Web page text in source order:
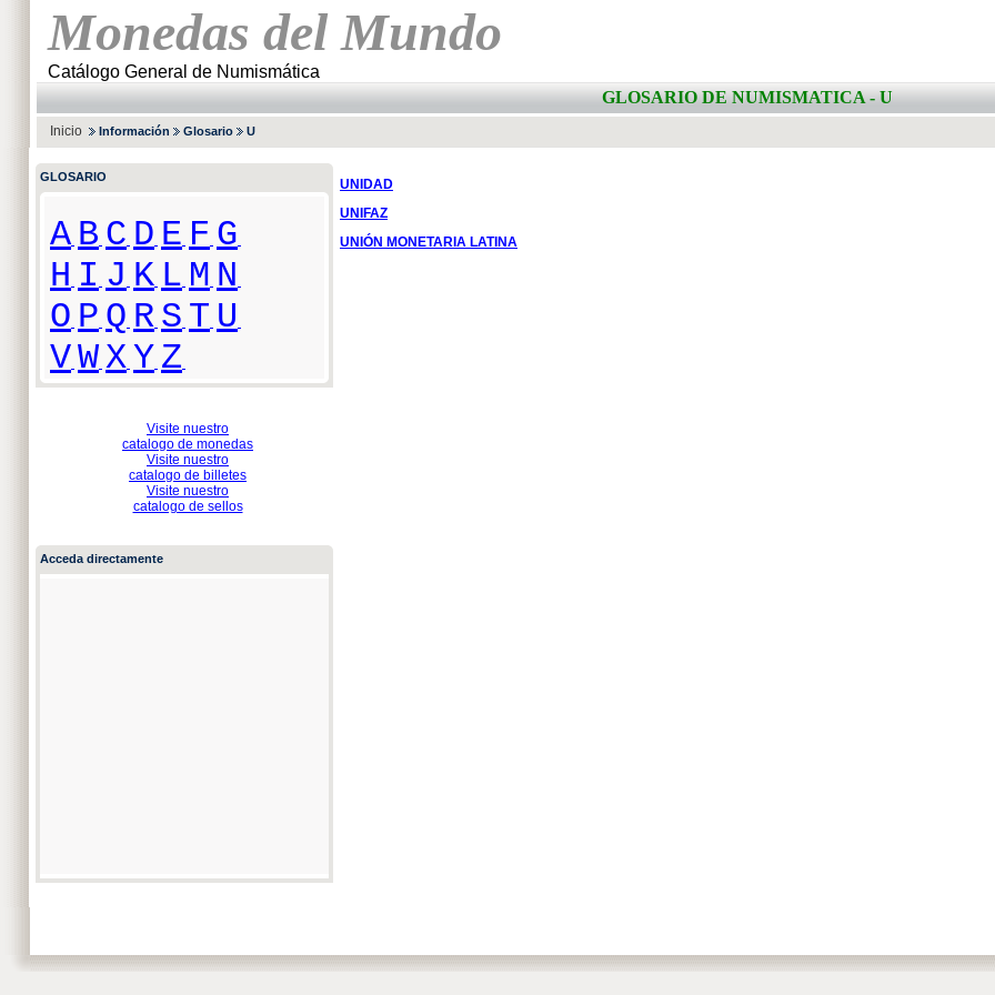
Monedas del Mundo
Catálogo General de Numismática
GLOSARIO DE NUMISMATICA - U
Inicio Información Glosario U
GLOSARIO
A B C D E F G
H I J K L M N
O P Q RS T U
VWXYZ
Visite nuestro
catalogo de monedas
Visite nuestro
catalogo de billetes
Visite nuestro
catalogo de sellos
Acceda directamente
UNIDAD
UNIFAZ
UNIÓN MONETARIA LATINA